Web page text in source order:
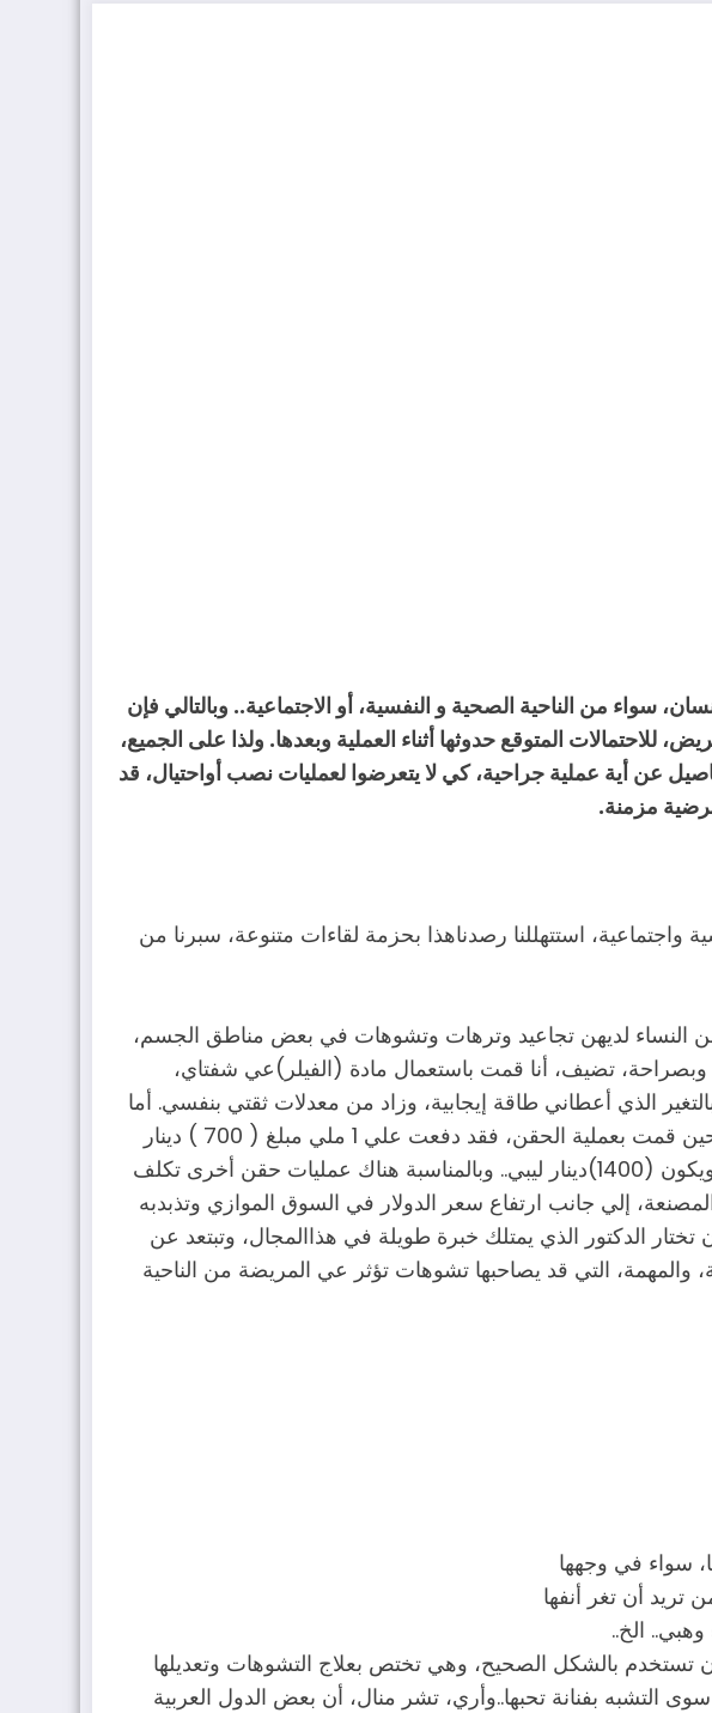
سواء من الناحية الصحية و النفسية، أو الاجتماعية.. وبالتالي فإن
للاحتمالات المتوقع حدوثها أثناء العملية وبعدها. ولذا على الجميع،
عن أية عملية جراحية، كي لا يتعرضوا لعمليات نصب أواحتيال، قد
مزمنة.
استتهللنا رصدناهذا بحزمة لقاءات متنوعة، سبرنا من
النساء لديهن تجاعيد وترهات وتشوهات في بعض مناطق الجسم،
تضيف، أنا قمت باستعمال مادة (الفيلر)عي شفتاي،
الذي أعطاني طاقة إيجابية، وزاد من معدلات ثقتي بنفسي. أما
عن أسعار هذه المنتجات، تشير أميمة، فإنها وللأسف الشديد مرتفعة جداً، وهذا ماحدث معيحين قمت بعملية الحقن، فقد دفعت علي 1 ملي مبلغ ( 700 ) دينار
ليبي.. ولكي أن تتخيلي إذا أردت حقن ( 2ملي) من نفس المادة، فبالتأكيد سيتضاعف المبلغ ويكون (1400)دينار ليبي.. وبالمناسبة هناك عمليات حقن أخرى تكلف
المصنعة، إلي جانب ارتفاع سعر الدولار في السوق الموازي وتذبدبه
الدكتور الذي يمتلك خبرة طويلة في هذاالمجال، وتبتعد عن
والمهمة، التي قد يصاحبها تشوهات تؤثر عي المريضة من الناحية
سواء في وجهها
أن تغر أنفها
الخ..
بالشكل الصحيح، وهي تختص بعلاج التشوهات وتعديلها
التشبه بفنانة تحبها..وأري، تشر منال، أن بعض الدول العربية